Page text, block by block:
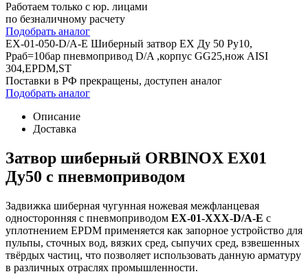
Работаем только с юр. лицами
по безналичному расчету
Подобрать аналог
EX-01-050-D/A-Е Шиберный затвор EX Ду 50 Ру10,
Рраб=10бар пневмопривод D/A ,корпус GG25,нож AISI
304,EPDM,ST
Поставки в РФ прекращены, доступен аналог
Подобрать аналог
Описание
Доставка
Затвор шиберный ORBINOX EX01
Ду50 с пневмоприводом
Задвижка шиберная чугунная ножевая межфланцевая
односторонняя c пневмоприводом EX-01-XXX-D/A-Е с
уплотнением EPDM применяется как запорное устройство для
пульпы, сточных вод, вязких сред, сыпучих сред, взвешенных
твёрдых частиц, что позволяет использовать данную арматуру
в различных отраслях промышленности.